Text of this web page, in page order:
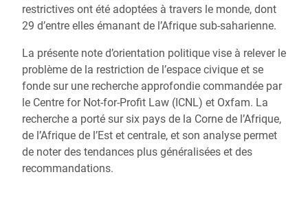
restrictives ont été adoptées à travers le monde, dont
29 d’entre elles émanant de l’Afrique sub-saharienne.
La présente note d’orientation politique vise à relever le
problème de la restriction de l’espace civique et se
fonde sur une recherche approfondie commandée par
le Centre for Not-for-Profit Law (ICNL) et Oxfam. La
recherche a porté sur six pays de la Corne de l’Afrique,
de l’Afrique de l’Est et centrale, et son analyse permet
de noter des tendances plus généralisées et des
recommandations.